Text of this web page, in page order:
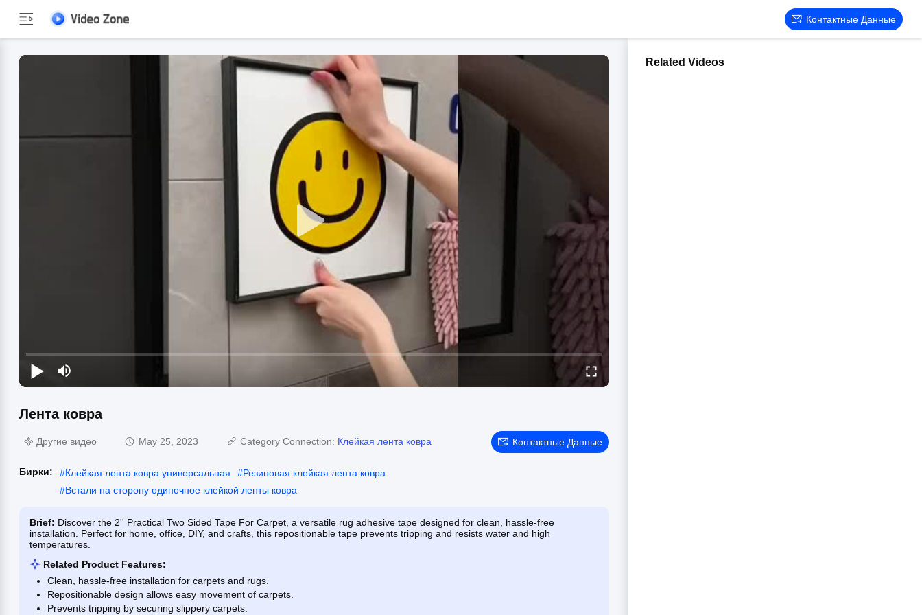
Контактные Данные
Лента ковра
Другие видео May 25, 2023 Category Connection: Клейкая лента ковра Контактные Данные
Бирки: #Клейкая лента ковра универсальная #Резиновая клейкая лента ковра
#Встали на сторону одиночное клейкой ленты ковра
Brief: Discover the 2'' Practical Two Sided Tape For Carpet, a versatile rug adhesive tape designed for clean, hassle-free
installation. Perfect for home, office, DIY, and crafts, this repositionable tape prevents tripping and resists water and high
temperatures.
Related Product Features:
Clean, hassle-free installation for carpets and rugs.
Repositionable design allows easy movement of carpets.
Prevents tripping by securing slippery carpets.
Related Videos